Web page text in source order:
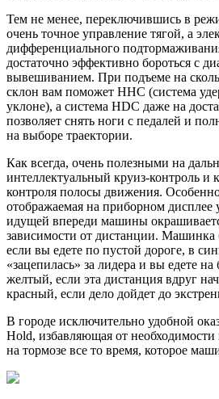
Тем не менее, переключившись в
очень точное управление тягой, а
дифференциального
достаточно эффективно бороться с
вывешиванием. При подъеме на
склон вам поможет HHC (система
уклоне), а система HDC даже на
позволяет снять ноги с педалей и
на выборе траектории.
Как всегда, очень полезными на
интеллектуальный круиз-контроль и
контроля полосы движения.
отображаемая на приборном дисплее
идущей впереди машины
зависимости от дистанции. Машинка
если вы едете по пустой дороге, в
«зацепилась» за лидера и вы едете
желтый, если эта дистанция вдруг
красный, если дело дойдет до
В городе исключительно удобной
Hold, избавляющая от необходимости
на тормозе все то время, которое